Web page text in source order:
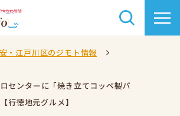
・江戸川区のジモト情報
センターに「焼き立てコッペ製パ
行徳地元グルメ】